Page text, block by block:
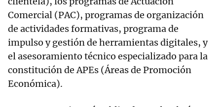
Comercial (PAC), programas de organización
de actividades formativas, programa de
impulso y gestión de herramientas digitales, y
el asesoramiento técnico especializado para la
constitución de APEs (Áreas de Promoción
Económica).